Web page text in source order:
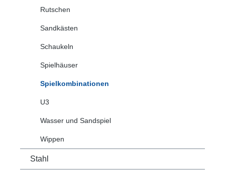
Rutschen
Sandkästen
Schaukeln
Spielhäuser
Spielkombinationen
U3
Wasser und Sandspiel
Wippen
Stahl